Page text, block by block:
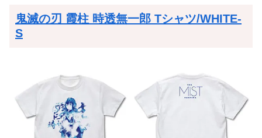
鬼滅の刃 霞柱 時透無一郎 Tシャツ/WHITE-
S